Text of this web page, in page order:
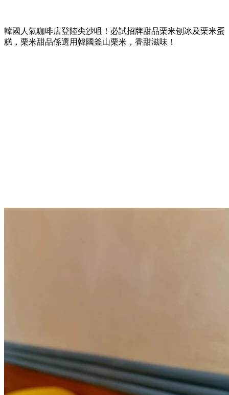
韓國人氣咖啡店登陸尖沙咀！必試招牌甜品栗米刨冰及栗米蛋
糕，栗米甜品係選用韓國釜山栗米，香甜滋味！